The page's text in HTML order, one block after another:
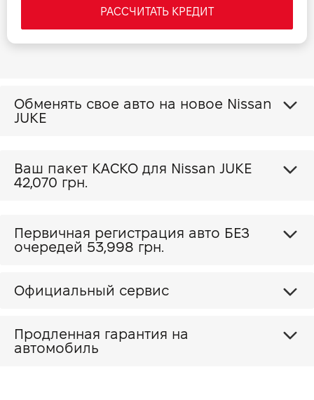
РАССЧИТАТЬ КРЕДИТ
Обменять свое авто на новое Nissan
JUKE
Ваш пакет КАСКО для Nissan JUKE
42,070 грн.
Первичная регистрация авто БЕЗ
очередей 53,998 грн.
Официальный сервис
Продленная гарантия на
автомобиль